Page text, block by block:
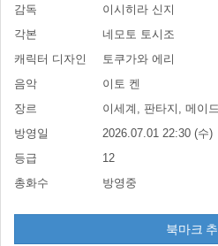
감독
이시히라 신지
각본
네모토 토시조
캐릭터 디자인
토쿠가와 에리
음악
이토 켄
장르
이세계, 판타지, 메이드
방영일
2026.07.01 22:30 (수)
등급
12
총화수
방영중
북마크